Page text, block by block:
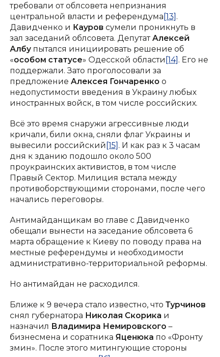
требовали от облсовета непризнания
центральной власти и референдума [13] .
Давидченко и Кауров сумели проникнуть в
зал заседаний облсовета. ДепутатАлексей
Албу пытался инициировать решение об
«особом статусе» Одесской области [14] . Его не
поддержали. Зато проголосовали за
предложение Алексея Гончаренко о
недопустимости введения в Украину любых
иностранных войск, в том числе российских.
Всё это время снаружи агрессивные люди
кричали, били окна, сняли флаг Украины и
вывесили российский [15] . И как раз к 3 часам
дня к зданию подошло около 500
проукраинских активистов, в том числе
Правый Сектор. Милиция встала между
противоборствующими сторонами, после чего
начались переговоры.
Антимайданщикам во главе с Давидченко
обещали вынести на заседание облсовета 6
марта обращение к Киеву по поводу права на
местные референдумы и необходимости
административно-территориальной реформы.
Но антимайдан не расходился.
Ближе к 9 вечера стало известно, что Турчинов
снял губернатора Николая Скорика и
назначил Владимира Немировского –
бизнесмена и соратника Яценюка по «Фронту
змин». После этого митингующие стороны